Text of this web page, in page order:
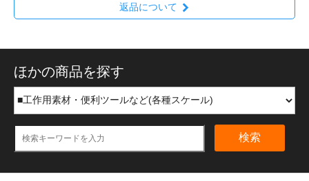
返品について
ほかの商品を探す
検索